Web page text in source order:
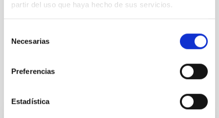
partir del uso que haya hecho de sus servicios.
Necesarias
Preferencias
Estadística
DIVULGACIÓN
Otras noticias relacionadas